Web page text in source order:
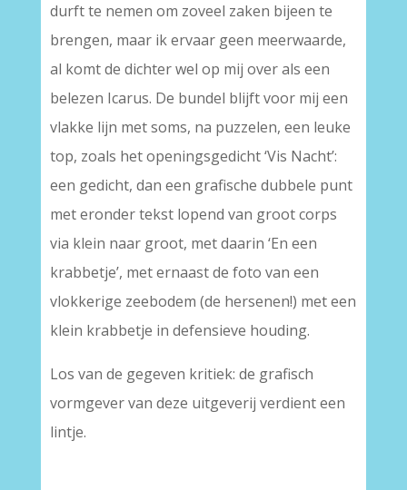
durft te nemen om zoveel zaken bijeen te
brengen, maar ik ervaar geen meerwaarde,
al komt de dichter wel op mij over als een
belezen Icarus. De bundel blijft voor mij een
vlakke lijn met soms, na puzzelen, een leuke
top, zoals het openingsgedicht ‘Vis Nacht’:
een gedicht, dan een grafische dubbele punt
met eronder tekst lopend van groot corps
via klein naar groot, met daarin ‘En een
krabbetje’, met ernaast de foto van een
vlokkerige zeebodem (de hersenen!) met een
klein krabbetje in defensieve houding.
Los van de gegeven kritiek: de grafisch
vormgever van deze uitgeverij verdient een
lintje.